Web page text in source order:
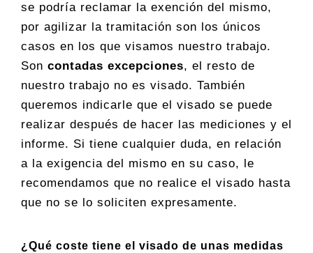
se podría reclamar la exención del mismo,
por agilizar la tramitación son los únicos
casos en los que visamos nuestro trabajo.
Son contadas excepciones, el resto de
nuestro trabajo no es visado. También
queremos indicarle que el visado se puede
realizar después de hacer las mediciones y el
informe. Si tiene cualquier duda, en relación
a la exigencia del mismo en su caso, le
recomendamos que no realice el visado hasta
que no se lo soliciten expresamente.
¿Qué coste tiene el visado de unas medidas